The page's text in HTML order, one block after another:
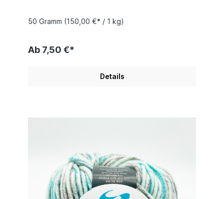
50 Gramm (150,00 €* / 1 kg)
Ab 7,50 €*
Details